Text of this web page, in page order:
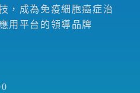
，成為免疫細胞癌症治
用平台的領導品牌